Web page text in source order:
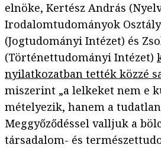
elnöke, Kertész András
Irodalomtudományok
(Jogtudományi Intézet) és
(Történettudományi Intézet)
nyilatkozatban tették közzé
miszerint „a lelkeket nem e
mételyezik, hanem a
Meggyőződéssel valljuk a
társadalom- és